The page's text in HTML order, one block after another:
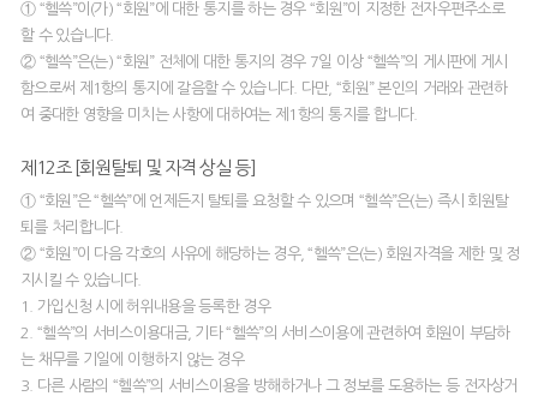
① “헬쓱”이(가) “회원”에 대한 통지를 하는 경우 “회원”이 지정한 전자우편주소로
할 수 있습니다.
② “헬쓱”은(는) “회원” 전체에 대한 통지의 경우 7일 이상 “헬쓱”의 게시판에 게시
함으로써 제1항의 통지에 갈음할 수 있습니다. 다만, “회원” 본인의 거래와 관련하
여 중대한 영향을 미치는 사항에 대하여는 제1항의 통지를 합니다.
제12조 [회원탈퇴 및 자격 상실 등]
① “회원”은 “헬쓱”에 언제든지 탈퇴를 요청할 수 있으며 “헬쓱”은(는) 즉시 회원탈
퇴를 처리합니다.
② “회원”이 다음 각호의 사유에 해당하는 경우, “헬쓱”은(는) 회원자격을 제한 및 정
지시킬 수 있습니다.
1. 가입신청 시에 허위내용을 등록한 경우
2. “헬쓱”의 서비스이용대금, 기타 “헬쓱”의 서비스이용에 관련하여 회원이 부담하
는 채무를 기일에 이행하지 않는 경우
3. 다른 사람의 “헬쓱”의 서비스이용을 방해하거나 그 정보를 도용하는 등 전자상거